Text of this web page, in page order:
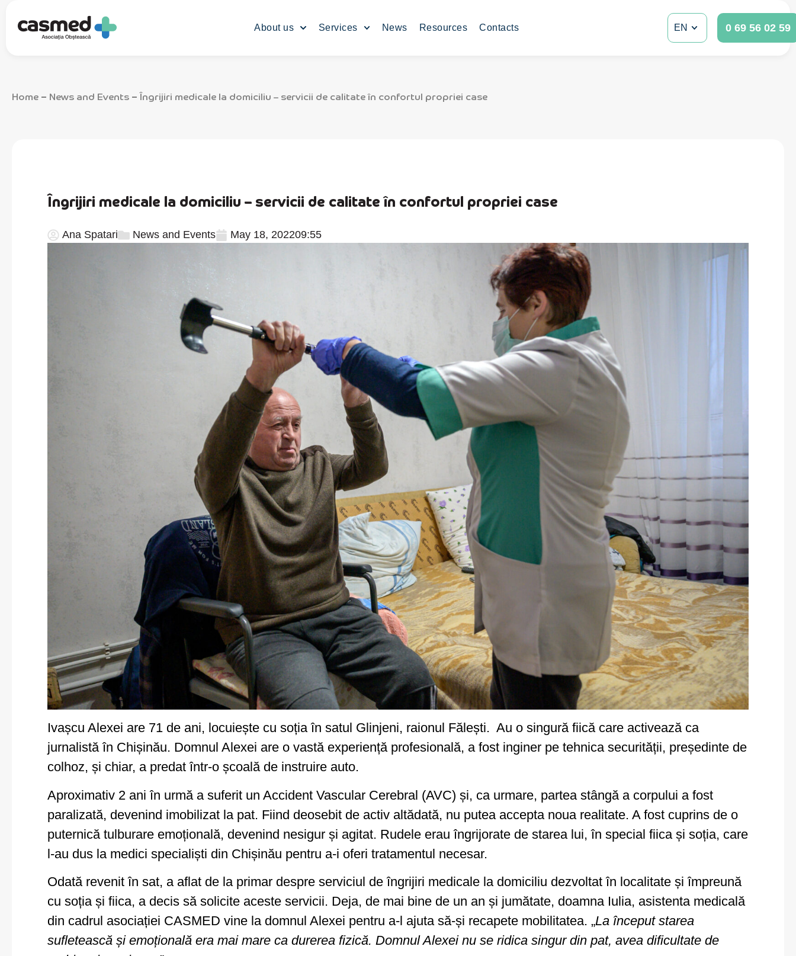
About us Services News Resources Contacts EN 0 69 56 02 59
Home – News and Events –Îngrijiri medicale la domiciliu – servicii de calitate în confortul propriei case
Îngrijiri medicale la domiciliu – servicii de calitate în confortul propriei case
Ana Spatari News and Events May 18, 202209:55
Ivașcu Alexei are 71 de ani, locuiește cu soția în satul Glinjeni, raionul Fălești. Au o singură fiică care activează ca
jurnalistă în Chișinău. Domnul Alexei are o vastă experiență profesională, a fost inginer pe tehnica securității, președinte de
colhoz, și chiar, a predat într-o școală de instruire auto.
Aproximativ 2 ani în urmă a suferit un Accident Vascular Cerebral (AVC) și, ca urmare, partea stângă a corpului a fost
paralizată, devenind imobilizat la pat. Fiind deosebit de activ altădată, nu putea accepta noua realitate. A fost cuprins de o
puternică tulburare emoțională, devenind nesigur și agitat. Rudele erau îngrijorate de starea lui, în special fiica și soția, care
l-au dus la medici specialiști din Chișinău pentru a-i oferi tratamentul necesar.
Odată revenit în sat, a aflat de la primar despre serviciul de îngrijiri medicale la domiciliu dezvoltat în localitate și împreună
cu soția și fiica, a decis să solicite aceste servicii. Deja, de mai bine de un an și jumătate, doamna Iulia, asistenta medicală
din cadrul asociației CASMED vine la domnul Alexei pentru a-l ajuta să-și recapete mobilitatea. „La început starea
sufletească și emoțională era mai mare ca durerea fizică. Domnul Alexei nu se ridica singur din pat, avea dificultate de